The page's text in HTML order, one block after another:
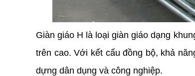
Giàn giáo H là loại giàn giáo dạng
trên cao. Với kết cấu đồng bộ, khả
dựng dân dụng và công nghiệp.